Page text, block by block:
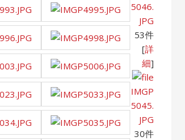
5046.
JPG
53件
[詳
細]
IMGP
5045.
JPG
30件